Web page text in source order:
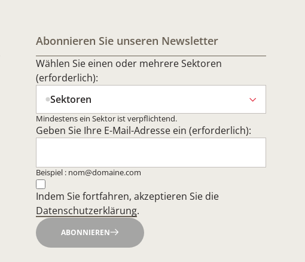
Abonnieren Sie unseren Newsletter
Wählen Sie einen oder mehrere Sektoren
(erforderlich):
Sektoren
Mindestens ein Sektor ist verpflichtend.
Geben Sie Ihre E-Mail-Adresse ein (erforderlich):
Beispiel : nom@domaine.com
Indem Sie fortfahren, akzeptieren Sie die
Datenschutzerklärung.
ABONNIEREN